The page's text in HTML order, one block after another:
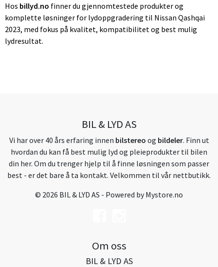
Hos billyd.no finner du gjennomtestede produkter og
komplette løsninger for lydoppgradering til Nissan Qashqai
2023, med fokus på kvalitet, kompatibilitet og best mulig
lydresultat.
BIL & LYD AS
Vi har over 40 års erfaring innen bilstereo og bildeler. Finn ut
hvordan du kan få best mulig lyd og pleieprodukter til bilen
din her. Om du trenger hjelp til å finne løsningen som passer
best - er det bare å ta kontakt. Velkommen til vår nettbutikk.
© 2026 BIL & LYD AS - Powered byMystore.no
Om oss
BIL & LYD AS